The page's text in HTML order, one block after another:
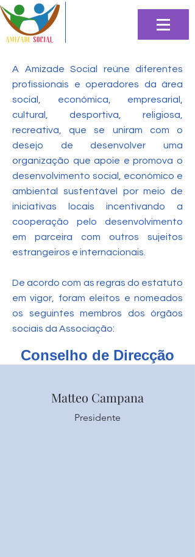
A Amizade Social reúne diferentes
profissionais e operadores da área
social, económica, empresarial,
cultural, desportiva, religiosa,
recreativa, que se uniram com o
desejo de desenvolver uma
organização que apoie e promova o
desenvolvimento social, económico e
ambiental sustentável por meio de
iniciativas locais incentivando a
cooperação pelo desenvolvimento
em parceira com outros sujeitos
estrangeiros e internacionais.
​De acordo com as regras do estatuto
em vigor, foram eleitos e nomeados
os seguintes membros dos órgãos
sociais da Associação:
Conselho de Direcção
Matteo Campana
Presidente